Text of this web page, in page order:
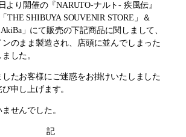
より開催の『NARUTO-ナルト- 疾風伝』
THE SHIBUYA SOUVENIR STORE」＆
AkiBa」にて販売の下記商品に関しまして、
のまま製造され、店頭に並んでしまった
した。
たお客様にご迷惑をお掛けいたしました
申し上げます。
せんでした。
記